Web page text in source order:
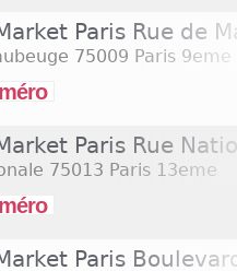
Paris Rue de
75009 Paris 9eme
Paris Rue
75013 Paris 13eme
Paris